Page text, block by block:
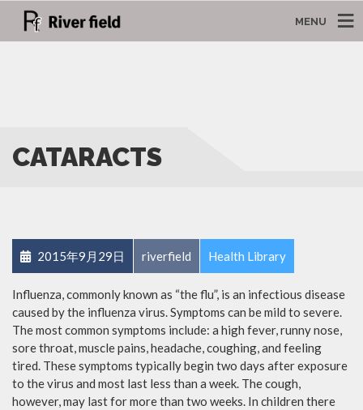
MENU
CATARACTS
2015年9月29日 riverfield Health Library
Influenza, commonly known as “the flu”, is an infectious disease
caused by the influenza virus. Symptoms can be mild to severe.
The most common symptoms include: a high fever, runny nose,
sore throat, muscle pains, headache, coughing, and feeling
tired. These symptoms typically begin two days after exposure
to the virus and most last less than a week. The cough,
however, may last for more than two weeks. In children there